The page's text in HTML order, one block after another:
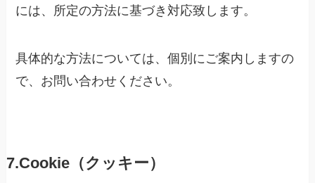
には、所定の方法に基づき対応致します。
具体的な方法については、個別にご案内しますの
で、お問い合わせください。
7.Cookie（クッキー）